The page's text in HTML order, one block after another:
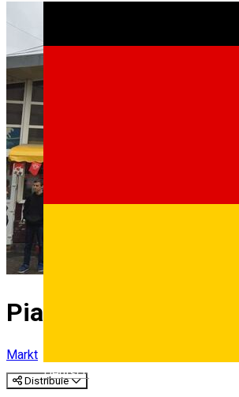
Deutsch
Piaţa Vasile Aaron
Markt
Distribuie